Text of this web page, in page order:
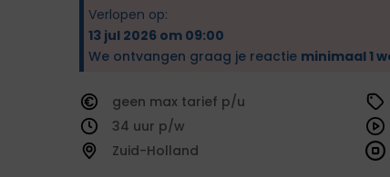
Verlopen op:
13 jul 2026 om 09:00
We ontvangen graag je reactie minimaal 1
geen
tarief
34
Zuid-Holland